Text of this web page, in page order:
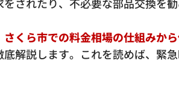
されたり、不必要な部品交換を
さくら市での料金相場の仕組みか
底解説します。これを読めば、緊